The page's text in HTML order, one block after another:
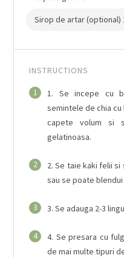
Sirop de artar (optional)
INSTRUCTIONS
1
1. Se incepe cu
semintele de chia
capete volum si
gelatinoasa.
2
2. Se taie kaki felii
sau se poate
3 3. Se adauga 2-3
4
4. Se presara cu
de mai multe tipuri